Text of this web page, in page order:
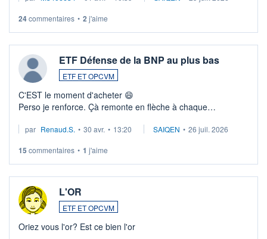
24commentaires • 2 j'aime
ETF Défense de la BNP au plus bas
ETF ET OPCVM
C'EST le moment d'acheter 😄​
Perso je renforce. Çà remonte en flèche à chaque
Investissement long terme tip top pour sa retraite.
par Renaud.S. • 30 avr. • 13:20 SAIQEN • 26 juil. 2026
15 commentaires • 1 j'aime
L'OR
ETF ET OPCVM
Oriez vous l'or? Est ce bien l'or